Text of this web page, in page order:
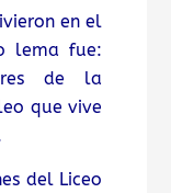
en el
lema fue:
de la
que vive
del Liceo